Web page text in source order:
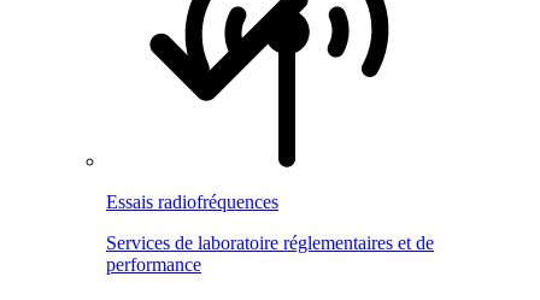
Essais radiofréquences
Services de laboratoire réglementaires et de
performance